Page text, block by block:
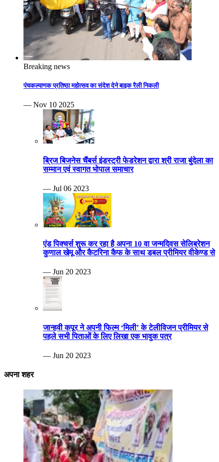
Breaking news
पंचकल्याणक प्रतिष्ठा महोत्सव का संदेश देने बाइक रैली निकली
— Nov 10 2025
ब्रिज बिजनेस चैंबर्स इंडस्ट्री फेडरेशन द्वारा श्री राजा बुंदेला का
सम्मान एवं स्वागत भोपाल समाचार
— Jul 06 2023
एंड पिक्चर्स शुरू कर रहा है अपना 10 वा जन्मदिवस सेलिब्रेशन
कुणाल खेमू और कैटरिना कैफ के साथ डबल प्रीमियर वीकेण्ड से
— Jun 20 2023
जान्हवी कपूर ने अपनी फिल्म ‘मिली’ के टेलीविजन प्रीमियर से
पहले सभी पिताओं के लिए लिखा एक भावुक पत्र
— Jun 20 2023
अपना शहर